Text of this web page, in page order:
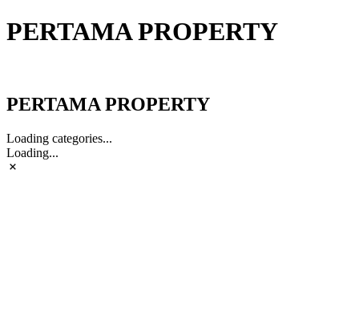
PERTAMA PROPERTY
PERTAMA PROPERTY
Loading categories...
Loading...